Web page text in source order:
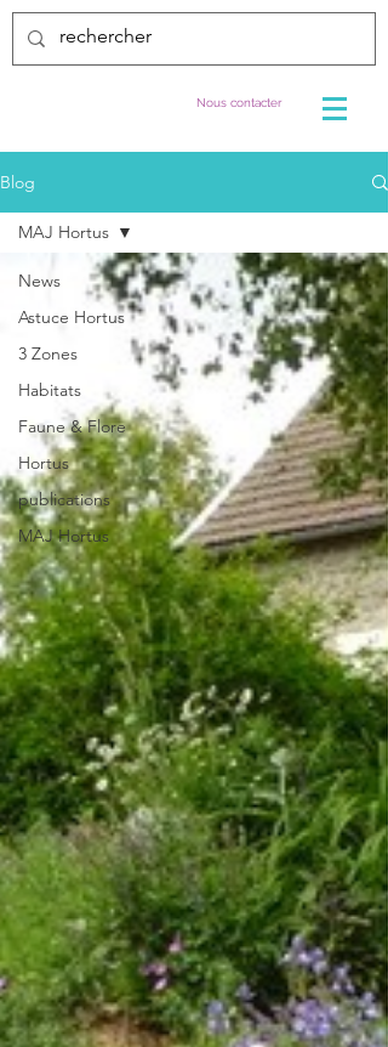
Nous contacter
Blog
News
Astuce Hortus
3 Zones
Habitats
Faune & Flore
Hortus
publications
MAJ Hortus
MAJ Hortus